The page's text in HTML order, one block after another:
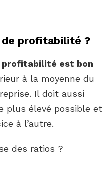
de profitabilité ?
profitabilité est bon
à la moyenne du
Il doit aussi
plus élevé possible et
à l’autre.
des ratios ?